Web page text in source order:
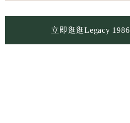
立即逛逛Legacy